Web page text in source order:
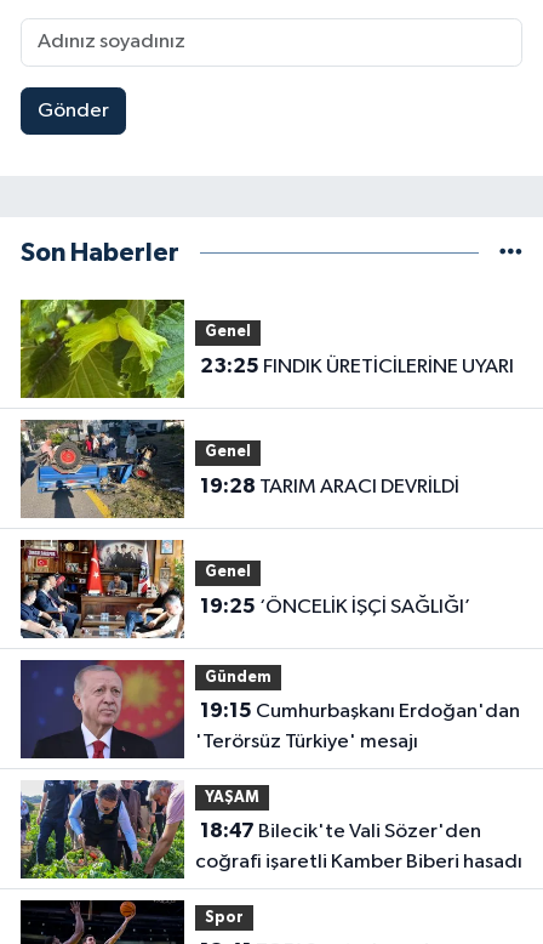
Gönder
Son Haberler
Genel
23:25 FINDIK ÜRETİCİLERİNE UYARI
Genel
19:28 TARIM ARACI DEVRİLDİ
Genel
19:25 ‘ÖNCELİK İŞÇİ SAĞLIĞI’
Gündem
19:15
'Terörsüz Türkiye' mesajı
YAŞAM
18:47
coğrafi işaretli Kamber Biberi hasadı
Spor